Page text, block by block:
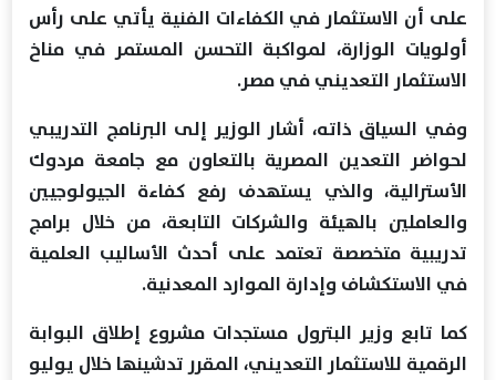
على أن الاستثمار في الكفاءات الفنية يأتي على رأس
أولويات الوزارة، لمواكبة التحسن المستمر في مناخ
الاستثمار التعديني في مصر.
وفي السياق ذاته، أشار الوزير إلى البرنامج التدريبي
لحواضر التعدين المصرية بالتعاون مع جامعة مردوك
الأسترالية، والذي يستهدف رفع كفاءة الجيولوجيين
والعاملين بالهيئة والشركات التابعة، من خلال برامج
تدريبية متخصصة تعتمد على أحدث الأساليب العلمية
في الاستكشاف وإدارة الموارد المعدنية.
كما تابع وزير البترول مستجدات مشروع إطلاق البوابة
الرقمية للاستثمار التعديني، المقرر تدشينها خلال يوليو